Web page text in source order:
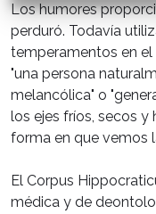
Los humores
perduró. Todavía
temperamentos en
"una persona
melancólica" o
los ejes fríos, secos
forma en que vemos
El Corpus
médica y de